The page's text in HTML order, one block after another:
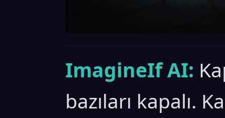
ImagineIf AI:
bazıları kapalı.